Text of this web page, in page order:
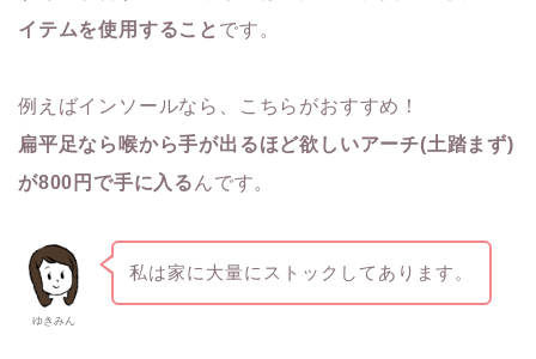
イテムを使用すること です。
例えばインソールなら、こちらがおすすめ！
扁平足なら喉から手が出るほど欲しいアーチ(土踏まず)
が800円で手に入る んです。
ゆきみん
私は家に大量にストックしてあります。